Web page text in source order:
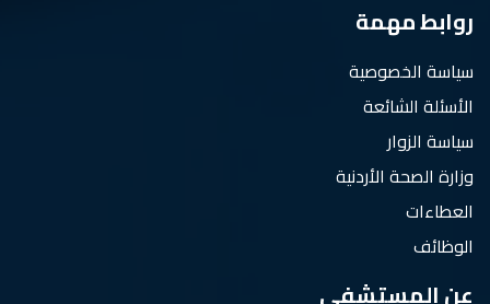
روابط مهمة
سياسة الخصوصية
الأسئلة الشائعة
سياسة الزوار
وزارة الصحة الأردنية
العطاءات
الوظائف
عن المستشفى